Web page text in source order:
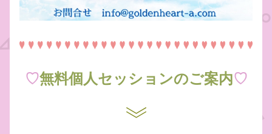
♡無料個人セッションのご案内♡